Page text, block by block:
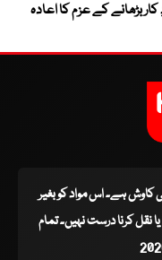
بڑھانے کے عزم کا اعادہ
کی کاوش ہے۔ اس مواد کو بغیر
کرنا درست نہیں۔ تمام